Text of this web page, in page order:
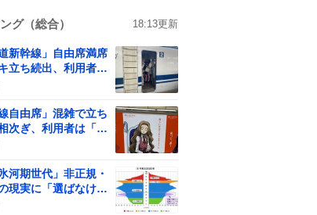
グ（総合） 18:13更新
新幹線」自由席満席
立ち続出、利用者は
い」など不満
自由席」混雑で立ち
次ぎ、利用者は「過
に驚き
河期世代」非正規・
現実に「選ばなけれ
ある」声が拡散